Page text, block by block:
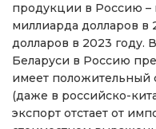
продукции в Россию –
миллиарда долларов в
долларов в 2023 году.
Беларуси в Россию
имеет положительный
(даже в российско-
экспорт отстает от